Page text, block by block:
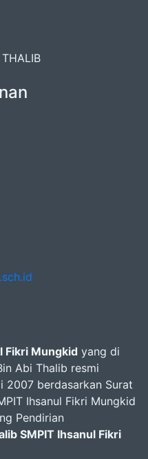
Fikri Mungkid yang di
Abi Thalib resmi
2007 berdasarkan Surat
Ihsanul Fikri Mungkid
Pendirian
SMPIT Ihsanul Fikri